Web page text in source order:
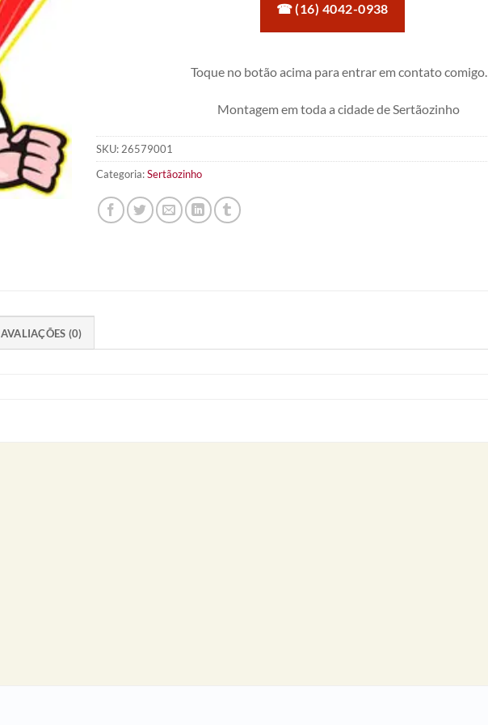
☎ (16) 4042-0938
Toque no botão acima para entrar em contato comigo.
Montagem em toda a cidade de Sertãozinho
SKU: 26579001
Categoria:Sertãozinho
AVALIAÇÕES (0)